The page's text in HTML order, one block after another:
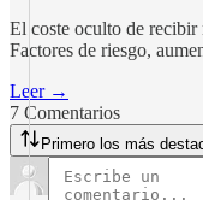
El coste oculto de recibir
Factores de riesgo,
Leer →
7 Comentarios
Primero los más